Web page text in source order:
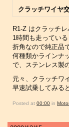
クラッチワイヤ
R1-Z はクラッチ
1時間も走ってい
折角なので純正品
何種類かラインナ
で、ステンレス製
元々、クラッチワ
早速試乗してみる
Posted at 00:00 in